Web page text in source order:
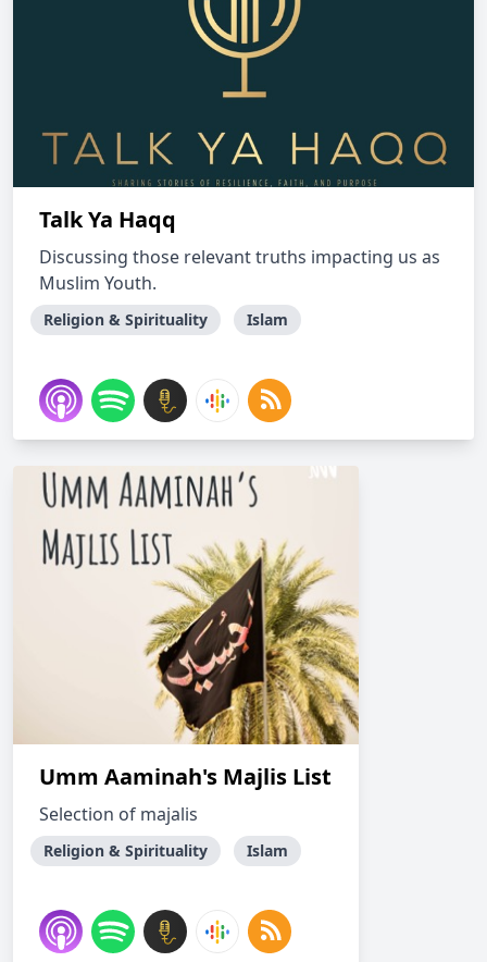
Talk Ya Haqq
Discussing those relevant truths impacting us as
Muslim Youth.
Religion & Spirituality Islam
Umm Aaminah's Majlis List
Selection of majalis
Religion & Spirituality Islam